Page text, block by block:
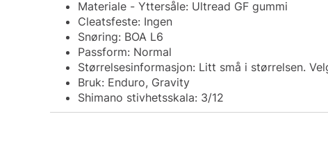
Materiale - Yttersåle: Ultread GF gummi
Cleatsfeste: Ingen
Snøring: BOA L6
Passform: Normal
Størrelsesinformasjon: Litt små i størrelsen.
Bruk: Enduro, Gravity
Shimano stivhetsskala: 3/12